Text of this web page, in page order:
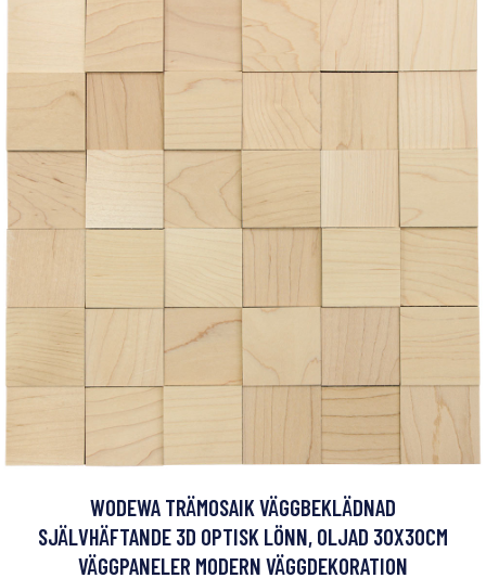
WODEWA TRÄMOSAIK VÄGGBEKLÄDNAD
SJÄLVHÄFTANDE 3D OPTISK LÖNN, OLJAD 30X30CM
VÄGGPANELER MODERN VÄGGDEKORATION